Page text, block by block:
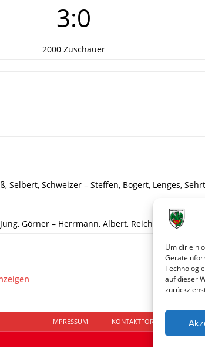
Um dir ein
auf dieser
3:0
2000 Zuschauer
Selbert, Schweizer – Steffen, Bogert, Lenges,
Görner – Herrmann, Albert, Reichling, Bohse,
IMPRESSUM KONTAKTFORMULAR